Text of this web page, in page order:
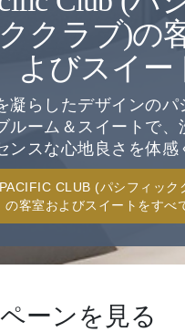
クラブ)の
よびスイー
凝らしたデザインのパ
ルーム＆スイートで、
ンスな心地良さを体感
PACIFIC CLUB (パシフィック
の客室およびスイートをすべ
ーンを見る